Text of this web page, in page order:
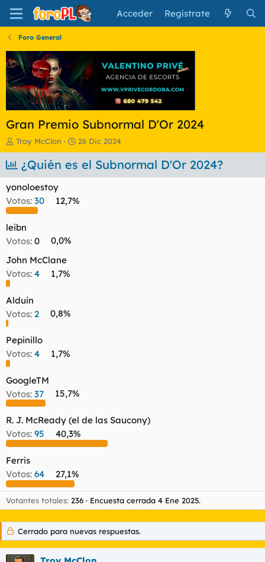
Acceder Regístrate
Foro General
Gran Premio Subnormal D'Or 2024
I
n
i
c
d
o
r
d
e
l
e
a
Troy McClon
F
e
e
26 Dic 2024
¿Quién es el Subnormal D'Or 2024?
yonoloestoy
Votos: 30 12,7%
leibn
Votos: 0
0,0%
John McClane
Votos: 4 1,7%
Alduin
Votos: 2 0,8%
Pepinillo
Votos: 4 1,7%
GoogleTM
Votos: 37 15,7%
R. J. McReady (el de las Saucony)
Votos: 95 40,3%
Ferris
Votos: 64 27,1%
Votantes totales 236 Encuesta cerrada 4 Ene 2025.
Cerrado para nuevas respuestas.